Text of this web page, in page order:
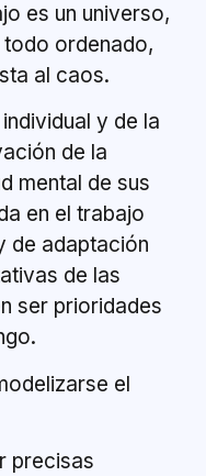
es un universo,
ordenado,
al caos.
y de la
de la
mental de sus
en el trabajo
de adaptación
de las
ser prioridades
el
precisas